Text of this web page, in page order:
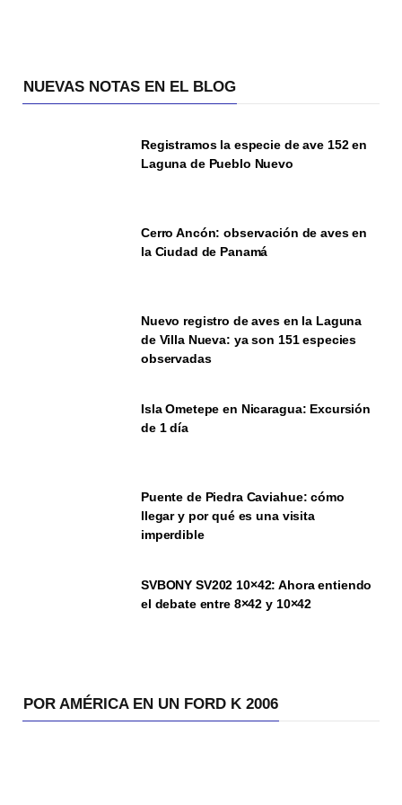
NUEVAS NOTAS EN EL BLOG
Registramos la especie de ave 152 en
Laguna de Pueblo Nuevo
Cerro Ancón: observación de aves en
la Ciudad de Panamá
Nuevo registro de aves en la Laguna
de Villa Nueva: ya son 151 especies
observadas
Isla Ometepe en Nicaragua: Excursión
de 1 día
Puente de Piedra Caviahue: cómo
llegar y por qué es una visita
imperdible
SVBONY SV202 10×42: Ahora entiendo
el debate entre 8×42 y 10×42
POR AMÉRICA EN UN FORD K 2006